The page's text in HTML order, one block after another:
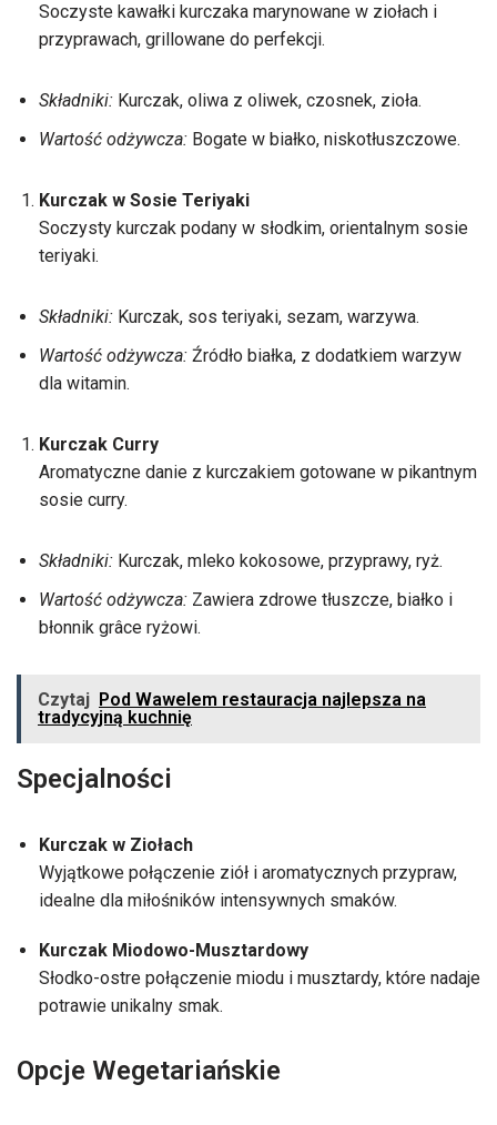
Soczyste kawałki kurczaka marynowane w ziołach i
przyprawach, grillowane do perfekcji.
Składniki: Kurczak, oliwa z oliwek, czosnek, zioła.
Wartość odżywcza: Bogate w białko, niskotłuszczowe.
Kurczak w Sosie Teriyaki
Soczysty kurczak podany w słodkim, orientalnym sosie
teriyaki.
Składniki: Kurczak, sos teriyaki, sezam, warzywa.
Wartość odżywcza: Źródło białka, z dodatkiem warzyw
dla witamin.
Kurczak Curry
Aromatyczne danie z kurczakiem gotowane w pikantnym
sosie curry.
Składniki: Kurczak, mleko kokosowe, przyprawy, ryż.
Wartość odżywcza: Zawiera zdrowe tłuszcze, białko i
błonnik grâce ryżowi.
Czytaj Pod Wawelem restauracja najlepsza na
tradycyjną kuchnię
Specjalności
Kurczak w Ziołach
Wyjątkowe połączenie ziół i aromatycznych przypraw,
idealne dla miłośników intensywnych smaków.
Kurczak Miodowo-Musztardowy
Słodko-ostre połączenie miodu i musztardy, które nadaje
potrawie unikalny smak.
Opcje Wegetariańskie